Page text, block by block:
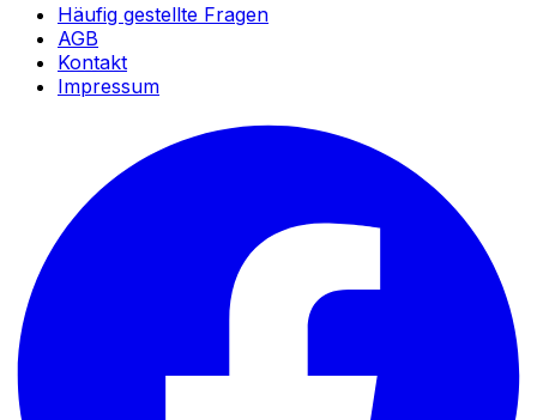
Häufig gestellte Fragen
AGB
Kontakt
Impressum